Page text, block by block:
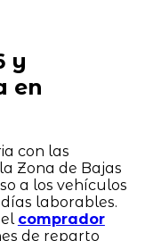
y
en
con las
Zona de Bajas
a los vehículos
laborables.
comprador
de reparto